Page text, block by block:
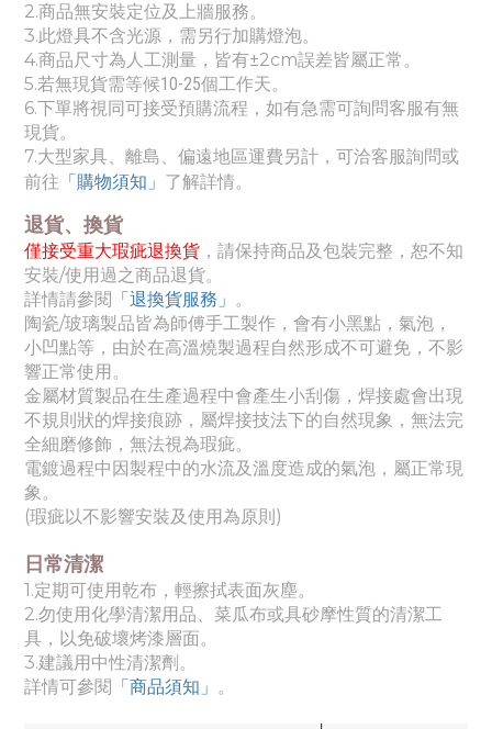
2.商品無安裝定位及上牆服務。
3.此燈具不含光源，需另行加購燈泡。
4.商品尺寸為人工測量，皆有±2cm誤差皆屬正常。
5.若無現貨需等候10-25個工作天。
6.下單將視同可接受預購流程，如有急需可詢問客服有無
現貨。
7.大型家具、離島、偏遠地區運費另計，可洽客服詢問或
前往 「購物須知」 了解詳情。
退貨、換貨
僅接受重大瑕疵退換貨 ，請保持商品及包裝完整，恕不知
安裝/使用過之商品退貨。
詳情請參閱 「退換貨服務」 。
陶瓷/玻璃製品皆為師傅手工製作，會有小黑點，氣泡，
小凹點等，由於在高溫燒製過程自然形成不可避免，不影
響正常使用。
金屬材質製品在生產過程中會產生小刮傷，焊接處會出現
不規則狀的焊接痕跡，屬焊接技法下的自然現象，無法完
全細磨修飾，無法視為瑕疵。
電鍍過程中因製程中的水流及溫度造成的氣泡，屬正常現
象。
(瑕疵以不影響安裝及使用為原則)
日常清潔
1.定期可使用乾布，輕擦拭表面灰塵。
2.勿使用化學清潔用品、菜瓜布或具砂摩性質的清潔工
具，以免破壞烤漆層面。
3.建議用中性清潔劑。
詳情可參閱 「商品須知 」 。